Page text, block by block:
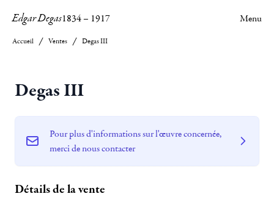
Edgar Degas1834– 1917 Menu
Accueil Ventes Degas III
Degas III
Pour plus d'informations sur l'œuvre concernée,
merci de nous contacter
Détails de la vente